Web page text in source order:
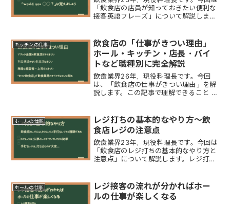
「飲食店の店員が知っておきたい便利な
接客英語フレーズ」について解説しま
せる問いかけ」「短いフレーズで伝わる
文章」です英語が得意なス...
キッチンの仕事
飲食店の「仕事がきつい理由」
ホール・キッチン・店長・バイ
トなど職種別に完全解説
飲食業界26年、現役料理長です。今回
は、「飲食店の仕事がきつい理由」を解
説します。この記事で理解できること 飲
ル・キッチン・洗い場など職種ごとにき
つい理由 店長・社員・...
ホールの仕事
レジ打ちの基本的なやり方〜飲
食店レジの注意点
飲食業界23年、現役料理長です。今回は
「飲食店のレジ打ちの基本的なやり方と
注意点」について解説します。レジ打ち
いますが「レジ打ちの大まかな流れ」を
解説します。レジ打ちの...
ホールの仕事
レジ接客の流れが分かればホー
ルの仕事が楽しくなる